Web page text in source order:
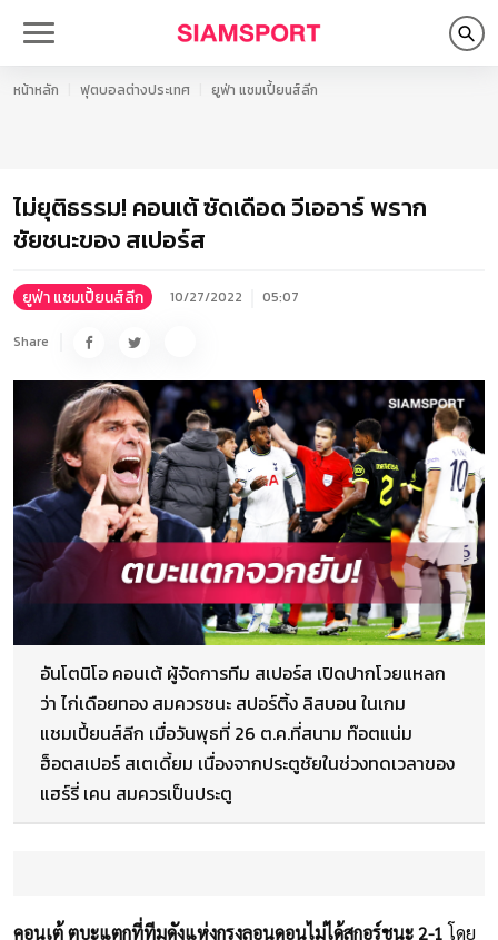
หน้าหลัก ฟุตบอลต่างประเทศ ยูฟ่า แชมเปี้ยนส์ลีก
ไม่ยุติธรรม! คอนเต้ ซัดเดือด วีเออาร์ พราก
ชัยชนะของ สเปอร์ส
ยูฟ่า แชมเปี้ยนส์ลีก 10/27/2022 05:07
Share
อันโตนิโอ คอนเต้ ผู้จัดการทีม สเปอร์ส เปิดปากโวยแหลก
ว่า ไก่เดือยทอง สมควรชนะ สปอร์ติ้ง ลิสบอน ในเกม
แชมเปี้ยนส์ลีก เมื่อวันพุธที่ 26 ต.ค.ที่สนาม ท๊อตแน่ม
ฮ็อตสเปอร์ สเตเดี้ยม เนื่องจากประตูชัยในช่วงทดเวลาของ
แฮร์รี่ เคน สมควรเป็นประตู
คอนเต้ ตบะแตกที่ทีมดังแห่งกรุงลอนดอนไม่ได้สกอร์ชนะ 2-1 โดย